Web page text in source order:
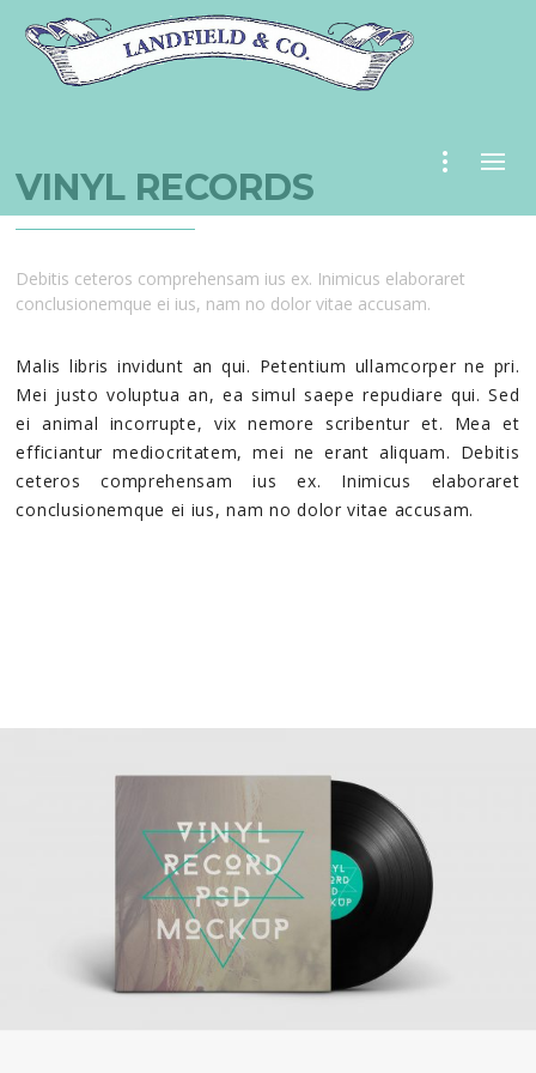
VINYL RECORDS
Debitis ceteros comprehensam ius ex. Inimicus elaboraret
conclusionemque ei ius, nam no dolor vitae accusam.
Malis libris invidunt an qui. Petentium ullamcorper ne pri.
Mei justo voluptua an, ea simul saepe repudiare qui. Sed
ei animal incorrupte, vix nemore scribentur et. Mea et
efficiantur mediocritatem, mei ne erant aliquam. Debitis
ceteros comprehensam ius ex. Inimicus elaboraret
conclusionemque ei ius, nam no dolor vitae accusam.